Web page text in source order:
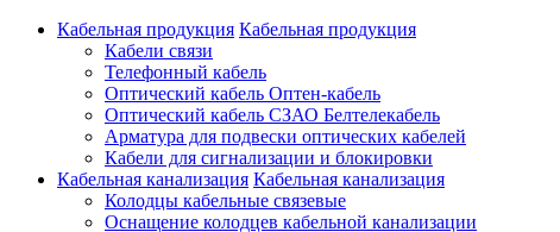
Кабельная продукция Кабельная продукция
Кабели связи
Телефонный кабель
Оптический кабель Оптен-кабель
Оптический кабель СЗАО Белтелекабель
Арматура для подвески оптических кабелей
Кабели для сигнализации и блокировки
Кабельная канализация Кабельная канализация
Колодцы кабельные связевые
Оснащение колодцев кабельной канализации